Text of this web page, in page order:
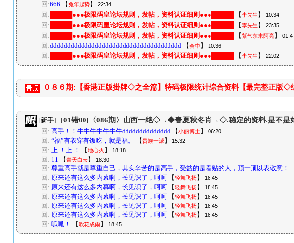
回:666 【兔年起势】 22:34
回: █████●●●极限码皇论坛规则，发帖，资料认证细则●●●█████ 【李先生 】 10:34
回: █████●●●极限码皇论坛规则，发帖，资料认证细则●●●█████ 【李先生 】 23:35
回: █████●●●极限码皇论坛规则，发帖，资料认证细则●●●█████ 【紫气东来阿亮】
回:dddddddddddddddddddddddddddddddddddddd 【会中】 10:36
回: █████●●●极限码皇论坛规则，发帖，资料认证细则●●●█████ 【李先生 】 22:02
０８６期:【香港正版掛牌◇之全篇】特码极限统计综合资料【最完整正版
[新手] [01错00]〈086期〉山西一绝◇→◆春夏秋冬肖→◇.稳定的资料.是不是
回: 高手！！牛牛牛牛牛牛牛dddddddddddddd 【小丽博士】 06:20
回: “福”有衣穿有饭吃，就是福。 【贵族一派 】 15:32
回: 上 ！上 ！ 【地心火 】 18:18
回: 11 【青天白云】 18:30
回: 尊重高手就是尊重自己，其实辛苦的是高手，受益的是看贴的人，顶一顶以表敬意！
回: 原来还有这么多内幕啊，长见识了，呵呵 【轻舞飞扬】 18:45
回: 原来还有这么多内幕啊，长见识了，呵呵 【轻舞飞扬】 18:45
回: 原来还有这么多内幕啊，长见识了，呵呵 【轻舞飞扬】 18:45
回: 原来还有这么多内幕啊，长见识了，呵呵 【轻舞飞扬】 18:45
回: 原来还有这么多内幕啊，长见识了，呵呵 【轻舞飞扬】 18:45
回: 呱呱！ 【吹花成雨】 18:45